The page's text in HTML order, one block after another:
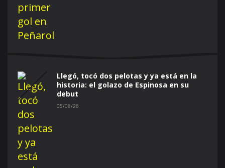
Llegó, tocó dos pelotas y ya está en la
historia: el golazo de Espinosa en su
debut
05/08/26